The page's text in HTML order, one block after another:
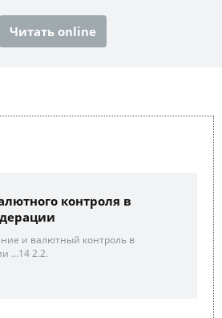
Читать online
контроля в
и валютный контроль в
…14 2.2.